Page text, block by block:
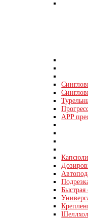
APP
Быстрая